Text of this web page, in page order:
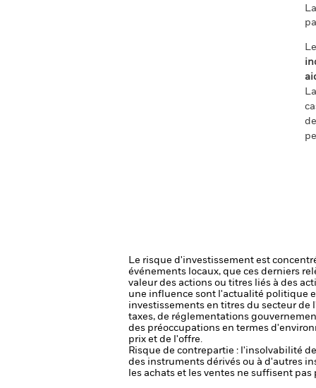
Le risque d'investissement est
événements locaux, que ces derniers
valeur des actions ou titres liés à des
une influence sont l'actualité politique
investissements en titres du secteur de
taxes, de réglementations
des préoccupations en termes
prix et de l'offre.
Risque de contrepartie : l'insolvabilité
des instruments dérivés ou à d'autres
les achats et les ventes ne suffisent